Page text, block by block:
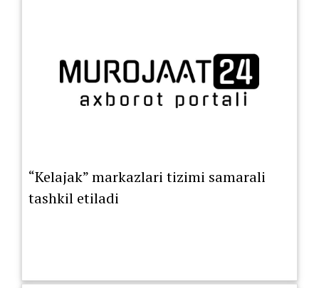
“Kelajak” markazlari tizimi samarali
tashkil etiladi